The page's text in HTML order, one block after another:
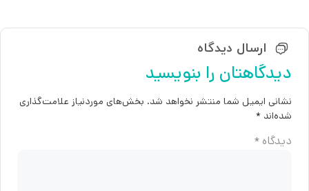
ارسال دیدگاه
دیدگاهتان را بنویسید
نشانی ایمیل شما منتشر نخواهد شد. بخش‌های موردنیاز علامت‌گذاری
شده‌اند *
دیدگاه *